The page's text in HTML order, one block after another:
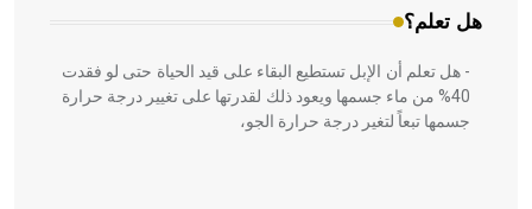
هل تعلم؟
- هل تعلم أن الإبل تستطيع البقاء على قيد الحياة حتى لو فقدت
40% من ماء جسمها ويعود ذلك لقدرتها على تغيير درجة حرارة
جسمها تبعاً لتغير درجة حرارة الجو،